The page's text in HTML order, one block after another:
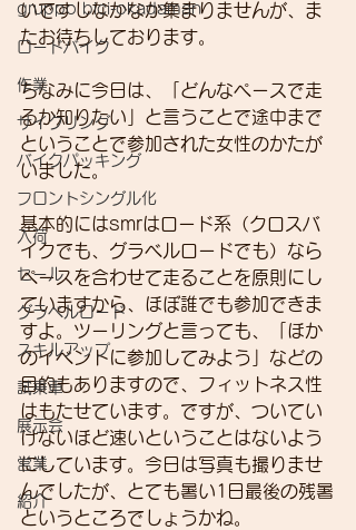
gruppo bici-okadaman
ロードバイク
作業
サイクリング
バイクパッキング
フロントシングル化
入荷
セール
グラベルロード
スキルアップ
試乗車
展示会
営業
紹介
いですしなかなか集まりませんが、ま
たお待ちしております。
ちなみに今日は、「どんなペースで走
るか知りたい」と言うことで途中まで
ということで参加された女性のかたが
いました。
基本的にはsmrはロード系（クロスバ
イクでも、グラベルロードでも）なら
ペースを合わせて走ることを原則にし
ていますから、ほぼ誰でも参加できま
すよ。ツーリングと言っても、「ほか
のイベントに参加してみよう」などの
目的もありますので、フィットネス性
はもたせています。ですが、ついてい
けないほど速いということはないよう
にしています。今日は写真も撮りませ
んでしたが、とても暑い1日最後の残暑
というところでしょうかね。